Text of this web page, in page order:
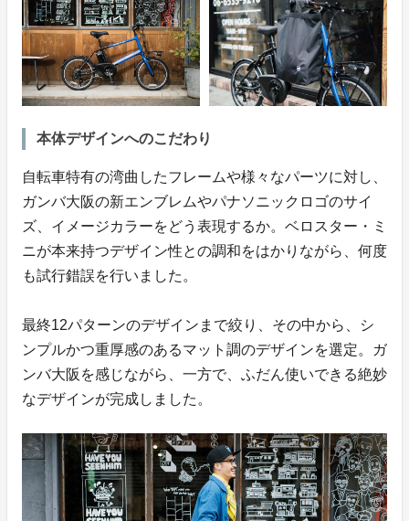
本体デザインへのこだわり
自転車特有の湾曲したフレームや様々なパーツに対し、
ガンバ大阪の新エンブレムやパナソニックロゴのサイ
ズ、イメージカラーをどう表現するか。ベロスター・ミ
ニが本来持つデザイン性との調和をはかりながら、何度
も試行錯誤を行いました。
最終12パターンのデザインまで絞り、その中から、シ
ンプルかつ重厚感のあるマット調のデザインを選定。ガ
ンバ大阪を感じながら、一方で、ふだん使いできる絶妙
なデザインが完成しました。